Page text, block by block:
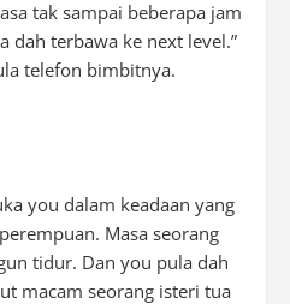
tak sampai beberapa jam
dah terbawa ke next level.”
telefon bimbitnya.
you dalam keadaan yang
Masa seorang
tidur. Dan you pula dah
macam seorang isteri tua